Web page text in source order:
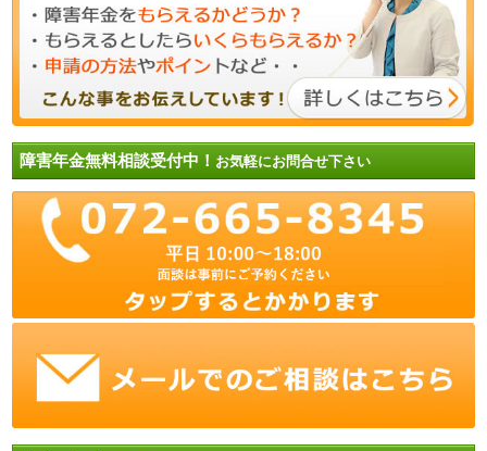
障害年金無料相談受付中！ お気軽にお問合せ下さい